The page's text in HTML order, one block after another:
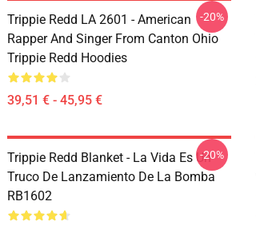
Trippie Redd LA 2601 - American
Rapper And Singer From Canton Ohio
Trippie Redd Hoodies
39,51 € - 45,95 €
-20%
Trippie Redd Blanket - La Vida Es Un
Truco De Lanzamiento De La Bomba
RB1602
-20%